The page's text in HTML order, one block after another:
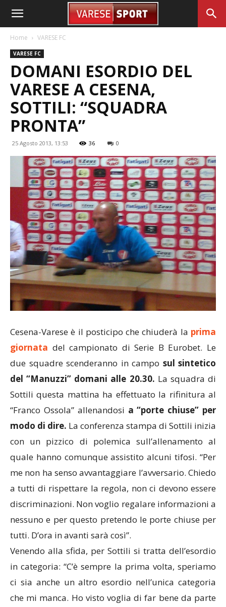
Home VARESE FC
VARESE FC
DOMANI ESORDIO DEL
VARESE A CESENA,
SOTTILI: “SQUADRA
PRONTA”
25 Agosto 2013, 13:53 36 0
Cesena-Varese è il posticipo che chiuderà la prima
giornata del campionato di Serie B Eurobet. Le
due squadre scenderanno in campo sul sintetico
del “Manuzzi” domani alle 20.30. La squadra di
Sottili questa mattina ha effettuato la rifinitura al
“Franco Ossola” allenandosi a “porte chiuse” per
modo di dire. La conferenza stampa di Sottili inizia
con un pizzico di polemica sull’allenamento al
quale hanno comunque assistito alcuni tifosi. “Per
me non ha senso avvantaggiare l’avversario. Chiedo
a tutti di rispettare la regola, non ci devono essere
discriminazioni. Non voglio regalare informazioni a
nessuno e per questo pretendo le porte chiuse per
tutti. D’ora in avanti sarà così”.
Venendo alla sfida, per Sottili si tratta dell’esordio
in categoria: “C’è sempre la prima volta, speriamo
ci sia anche un altro esordio nell’unica categoria
che mi manca. Ho visto voglia di far bene da parte